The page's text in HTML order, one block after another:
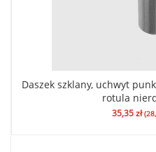
Daszek szklany, uchwyt
rotula
35,35zł (